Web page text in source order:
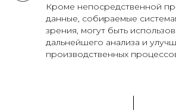
Кроме непосредственной
данные, собираемые
зрения, могут быть
дальнейшего анализа и
производственных